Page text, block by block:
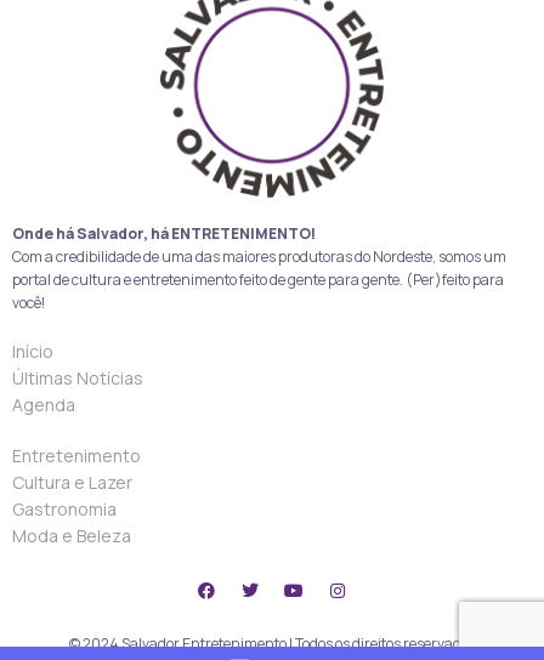
Onde há Salvador, há ENTRETENIMENTO!
Com a credibilidade de uma das maiores produtoras do Nordeste, somos um
portal de cultura e entretenimento feito de gente para gente. (Per)feito para
você!
Início
Últimas Notícias
Agenda
Entretenimento
Cultura e Lazer
Gastronomia
Moda e Beleza
© 2024 Salvador Entretenimento | Todos os direitos reservados